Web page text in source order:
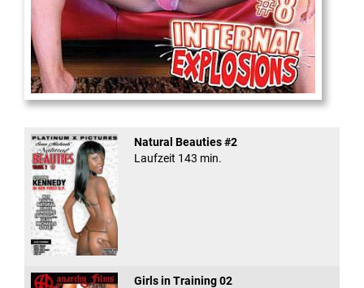
Internal Explosionen
Natural Beauties #2
Laufzeit 143 min.
Girls in Training 02